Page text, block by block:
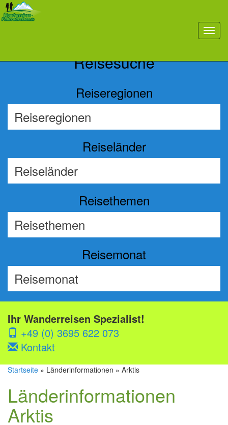
toggle
Reisesuche
Reiseregionen
Reiseländer
Reisethemen
Reisemonat
Ihr Wanderreisen Spezialist!
+49 (0) 3695 622 073
Kontakt
Startseite » Länderinformationen » Arktis
Länderinformationen
Arktis